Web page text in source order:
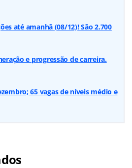
até amanhã (08/12)! São 2.700
e progressão de carreira.
65 vagas de níveis médio e